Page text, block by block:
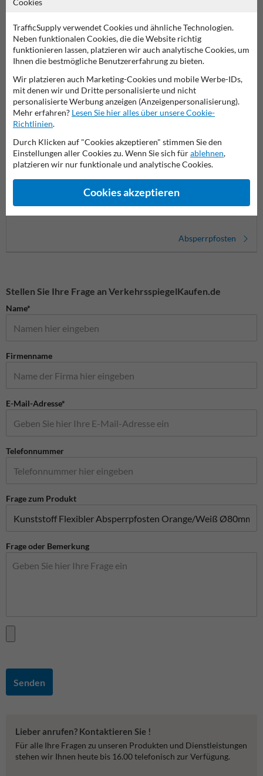
Flexible Poller
Absperrpfosten
Stellen Sie Ihre Frage an VerkehrsspiegelKaufen.de
Name*
Firmenname
E-Mail-Adresse*
Telefonnummer
Frage zum Produkt
Frage oder Bemerkung
Senden
Lieber anrufen? Kontaktieren Sie !
Für alle Ihre Fragen zu unseren Produkten und Dienstleistungen
stehen wir Ihnen heute bis 16.00 telefonisch zur Verfügung.
TrafficSupply verwendet Cookies und ähnliche Technologien.
Neben funktionalen Cookies, die die Website richtig
funktionieren lassen, platzieren wir auch analytische Cookies, um
Ihnen die bestmögliche Benutzererfahrung zu bieten.
Wir platzieren auch Marketing-Cookies und mobile Werbe-IDs,
mit denen wir und Dritte personalisierte und nicht
personalisierte Werbung anzeigen (Anzeigenpersonalisierung).
Mehr erfahren? Lesen Sie hier alles über unsere Cookie-
Richtlinien.
Durch Klicken auf "Cookies akzeptieren" stimmen Sie den
Einstellungen aller Cookies zu. Wenn Sie sich fürablehnen,
platzieren wir nur funktionale und analytische Cookies.
Cookies akzeptieren